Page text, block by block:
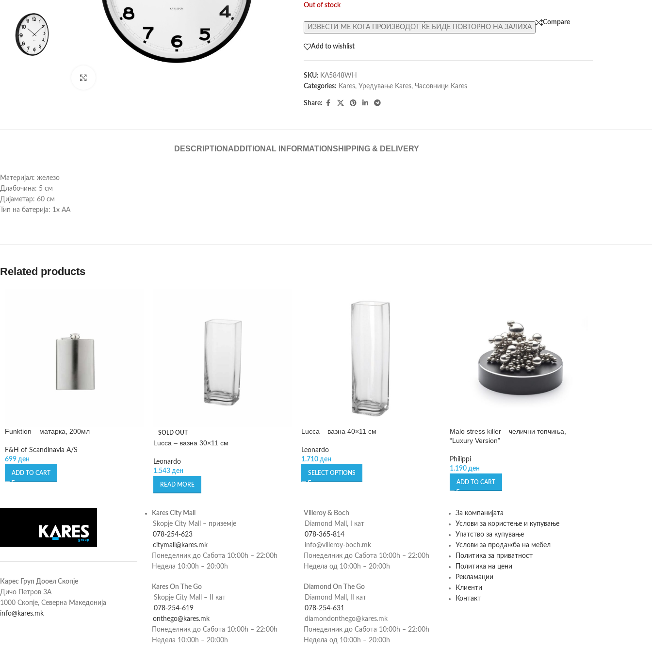
Out of stock
ИЗВЕСТИ МЕ КОГА ПРОИЗВОДОТ ЌЕ БИДЕ ПОВТОРНО НА ЗАЛИХА
Compare
Add to wishlist
SKU: KA5848WH
Categories: Kares, Уредување Kares, Часовници Kares
Share:
DESCRIPTION ADDITIONAL INFORMATIONSHIPPING & DELIVERY
Материјал: железо
Длабочина: 5 см
Дијаметар: 60 см
Тип на батерија: 1x AA
Related products
Funktion – матарка, 200мл
F&H of Scandinavia A/S
699 ден
ADD TO CART
SOLD OUT
Lucca – вазна 30×11 см
Leonardo
1.543 ден
READ MORE
Lucca – вазна 40×11 см
Leonardo
1.710 ден
SELECT OPTIONS
Malo stress killer – челични топчиња,
“Luxury Version”
Philippi
1.190 ден
ADD TO CART
Карес Груп Дооел Скопје
Дичо Петров 3А
1000 Скопје, Северна Македонија
info@kares.mk
Kares City Mall
Skopje City Mall – приземје
078-254-623
citymall@kares.mk
Понеделник до Сабота 10:00h – 22:00h
Недела 10:00h – 20:00h
Kares On The Go
Skopje City Mall – II кат
078-254-619
onthego@kares.mk
Понеделник до Сабота 10:00h – 22:00h
Недела 10:00h – 20:00h
Villeroy & Boch
Diamond Mall, I кат
078-365-814
info@villeroy-boch.mk
Понеделник до Сабота 10:00h – 22:00h
Недела од 10:00h – 20:00h
Diamond On The Go
Diamond Mall, II кат
078-254-631
diamondonthego@kares.mk
Понеделник до Сабота 10:00h – 22:00h
Недела од 10:00h – 20:00h
За компанијата
Услови за користење и купување
Упатство за купување
Услови за продажба на мебел
Политика за приватност
Политика на цени
Рекламации
Клиенти
Контакт